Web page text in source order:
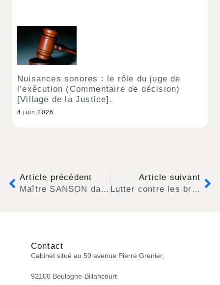
Nuisances sonores : le rôle du juge de
l’exécution (Commentaire de décision)
[Village de la Justice].
4 juin 2026
Article précédent
Maître SANSON dans Les Echos : Climatiseurs, pompes à chaleur… Halte aux nuisances !
Article suivant
Lutter contre les bruits de livraisons nocturnes
Contact
Cabinet situé au 50 avenue Pierre Grenier,
92100 Boulogne-Billancourt